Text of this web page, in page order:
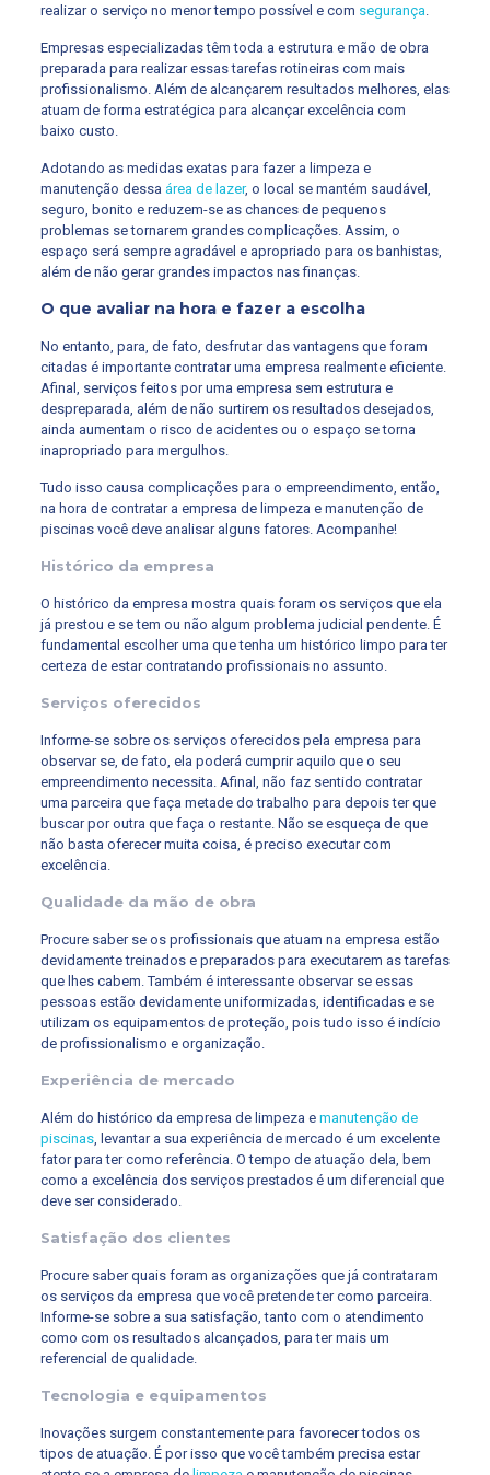
realizar o serviço no menor tempo possível e com segurança
Empresas especializadas têm toda a estrutura e mão de obra
preparada para realizar essas tarefas rotineiras com mais
profissionalismo. Além de alcançarem resultados melhores, elas
atuam de forma estratégica para alcançar excelência com
baixo custo.
Adotando as medidas exatas para fazer a limpeza e
manutenção dessa área de lazer, o local se mantém saudável,
seguro, bonito e reduzem-se as chances de pequenos
problemas se tornarem grandes complicações. Assim, o
espaço será sempre agradável e apropriado para os banhistas,
além de não gerar grandes impactos nas finanças.
O que avaliar na hora e fazer a escolha
No entanto, para, de fato, desfrutar das vantagens que foram
citadas é importante contratar uma empresa realmente eficiente.
Afinal, serviços feitos por uma empresa sem estrutura e
despreparada, além de não surtirem os resultados desejados,
ainda aumentam o risco de acidentes ou o espaço se torna
inapropriado para mergulhos.
Tudo isso causa complicações para o empreendimento, então,
na hora de contratar a empresa de limpeza e manutenção de
piscinas você deve analisar alguns fatores. Acompanhe!
Histórico da empresa
O histórico da empresa mostra quais foram os serviços que ela
já prestou e se tem ou não algum problema judicial pendente. É
fundamental escolher uma que tenha um histórico limpo para ter
certeza de estar contratando profissionais no assunto.
Serviços oferecidos
Informe-se sobre os serviços oferecidos pela empresa para
observar se, de fato, ela poderá cumprir aquilo que o seu
empreendimento necessita. Afinal, não faz sentido contratar
uma parceira que faça metade do trabalho para depois ter que
buscar por outra que faça o restante. Não se esqueça de que
não basta oferecer muita coisa, é preciso executar com
excelência.
Qualidade da mão de obra
Procure saber se os profissionais que atuam na empresa estão
devidamente treinados e preparados para executarem as tarefas
que lhes cabem. Também é interessante observar se essas
pessoas estão devidamente uniformizadas, identificadas e se
utilizam os equipamentos de proteção, pois tudo isso é indício
de profissionalismo e organização.
Experiência de mercado
Além do histórico da empresa de limpeza e manutenção de
piscinas, levantar a sua experiência de mercado é um excelente
fator para ter como referência. O tempo de atuação dela, bem
como a excelência dos serviços prestados é um diferencial que
deve ser considerado.
Satisfação dos clientes
Procure saber quais foram as organizações que já contrataram
os serviços da empresa que você pretende ter como parceira.
Informe-se sobre a sua satisfação, tanto com o atendimento
como com os resultados alcançados, para ter mais um
referencial de qualidade.
Tecnologia e equipamentos
Inovações surgem constantemente para favorecer todos os
tipos de atuação. É por isso que você também precisa estar